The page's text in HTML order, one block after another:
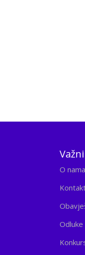
O nama
Odluke